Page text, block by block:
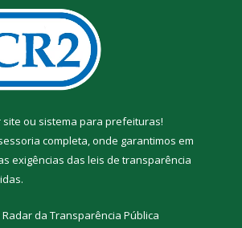
site ou sistema para prefeituras!
completa, onde garantimos em
exigências das leis de transparência
Radar da Transparência Pública